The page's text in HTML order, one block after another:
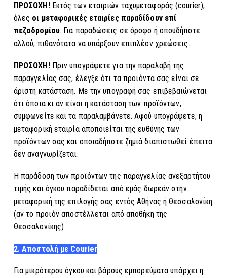
ΠΡΟΣΟΧΗ!Εκτός των εταιριών ταχυμεταφοράς (courier),
όλες οι μεταφορικές εταιρίες παραδίδουν επί
πεζοδρομίου. Για παραδώσεις σε όροφο ή οπουδήποτε
αλλού, πιθανότατα να υπάρξουν επιπλέον χρεώσεις.
ΠΡΟΣΟΧΗ! Πριν υπογράψετε για την παραλαβή της
παραγγελίας σας, έλεγξε ότι τα προϊόντα σας είναι σε
άριστη κατάσταση. Με την υπογραφή σας επιβεβαιώνεται
ότι όποια κι αν είναι η κατάσταση των προϊόντων,
συμφωνείτε και τα παραλαμβάνετε. Αφού υπογράψετε, η
μεταφορική εταιρία αποποιείται της ευθύνης των
προϊόντων σας και οποιαδήποτε ζημιά διαπιστωθεί έπειτα
δεν αναγνωρίζεται.
Η παράδοση των προϊόντων της παραγγελίας ανεξαρτήτου
τιμής και όγκου παραδίδεται από εμάς δωρεάν στην
μεταφορική της επιλογής σας εντός Αθήνας ή Θεσσαλονίκη
(αν το προϊόν αποστέλλεται από αποθήκη της
Θεσσαλονίκης)
2. Αποστολή με Courier
Για μικρότερου όγκου και βάρους εμπορεύματα υπάρχει η